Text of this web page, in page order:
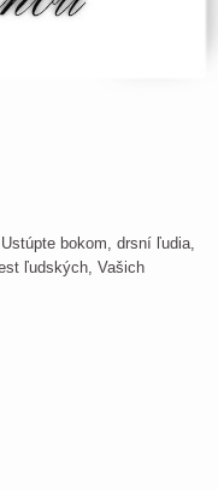
bokom, drsní ľudia,
ľudských, Vašich